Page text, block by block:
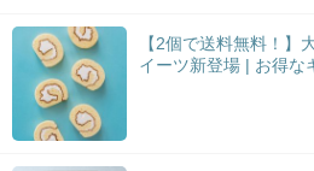
【2個で送料無料！】
イーツ新登場 | お得な